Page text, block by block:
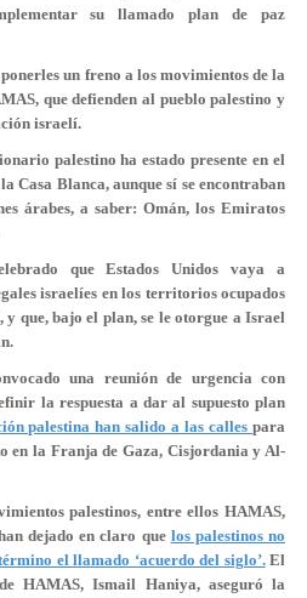
su llamado plan de paz
un freno a los movimientos de la
que defienden al pueblo palestino y
israelí.
palestino ha estado presente en el
Casa Blanca, aunque sí se encontraban
árabes, a saber: Omán, los Emiratos
que Estados Unidos vaya a
israelíes en los territorios ocupados
que, bajo el plan, se le otorgue a Israel
una reunión de urgencia con
la respuesta a dar al supuesto plan
palestina han salido a las callespara
en la Franja de Gaza, Cisjordania y Al-
palestinos, entre ellos HAMAS,
dejado en claro que los palestinos no
el llamado ‘acuerdo del siglo’.El
HAMAS, Ismail Haniya, aseguró la